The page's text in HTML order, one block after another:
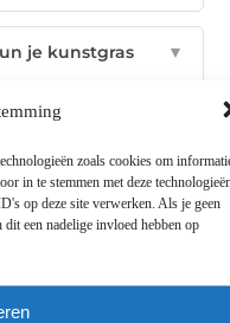
zoals cookies om
in te stemmen met deze
op deze site verwerken. Als je geen
een nadelige invloed hebben op
je kunstgras
▼
▼